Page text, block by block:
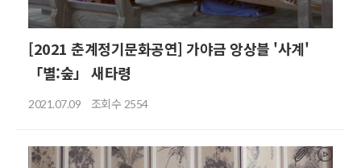
[2021 춘계정기문화공연] 가야금 앙상블 '사계'
「별:숲」 새타령
2021.07.09 조회수 2554